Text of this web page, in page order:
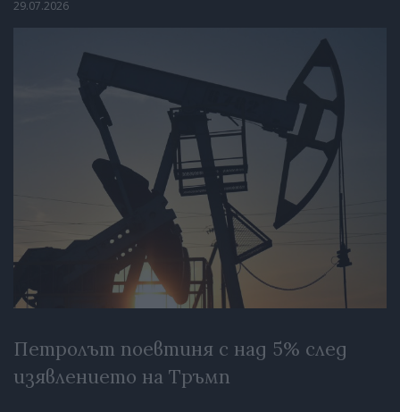
29.07.2026
Петролът поевтиня с над 5% след
изявлението на Тръмп